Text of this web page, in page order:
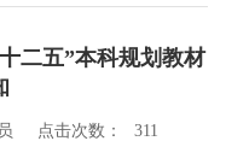
二五”本科规划教材
点击次数： 311